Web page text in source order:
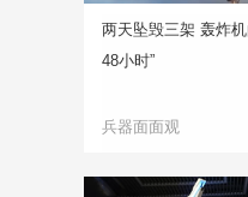
两天坠毁三架 轰炸机
48小时”
兵器面面观